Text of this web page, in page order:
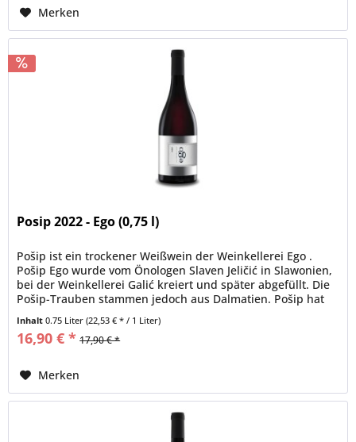
Merken
Posip 2022 - Ego (0,75 l)
Pošip ist ein trockener Weißwein der Weinkellerei Ego .
Pošip Ego wurde vom Önologen Slaven Jeličić in Slawonien,
bei der Weinkellerei Galić kreiert und später abgefüllt. Die
Pošip-Trauben stammen jedoch aus Dalmatien. Pošip hat
Inhalt0.75 Liter(22,53 € * / 1 Liter)
16,90 € * 17,90 € *
Merken